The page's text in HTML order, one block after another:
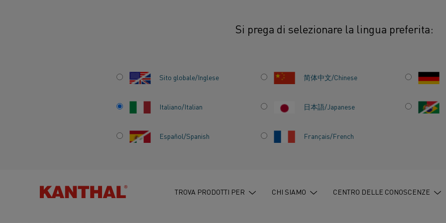
Si prega di selezionare la lingua preferita:
Sito globale/Inglese 简体中文/Chinese
Italiano/Italian 日本語/Japanese
Español/Spanish Français/French
TROVA PRODOTTI PER CHI SIAMO CENTRO DELLE CONOSCENZE
Opportunità di lavoro
POSIZIONI APERTE
mantenere la
particolare